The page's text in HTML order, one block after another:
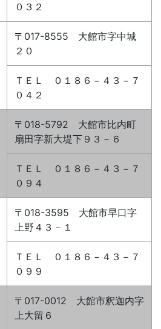
０３２
〒017-8555 大館市字中城
２０
ＴＥＬ ０１８６－４３－７
０４２
〒018-5792 大館市比内町
扇田字新大堤下９３－６
ＴＥＬ ０１８６－４３－７
０９４
〒018-3595 大館市早口字
上野４３－１
ＴＥＬ ０１８６－４３－７
０９９
〒017-0012 大館市釈迦内字
上大留６